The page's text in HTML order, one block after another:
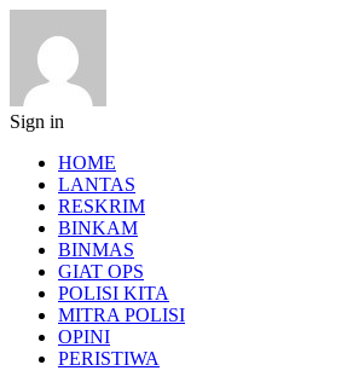
Sign in
HOME
LANTAS
RESKRIM
BINKAM
BINMAS
GIAT OPS
POLISI KITA
MITRA POLISI
OPINI
PERISTIWA